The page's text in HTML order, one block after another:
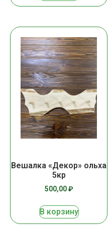
Вешалка «Декор» ольха
5кр
500,00₽
В корзину